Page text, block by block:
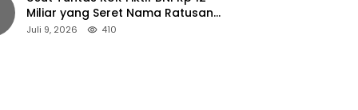
Miliar yang Seret Nama Ratusan
Petani Jember
Juli 9, 2026 410